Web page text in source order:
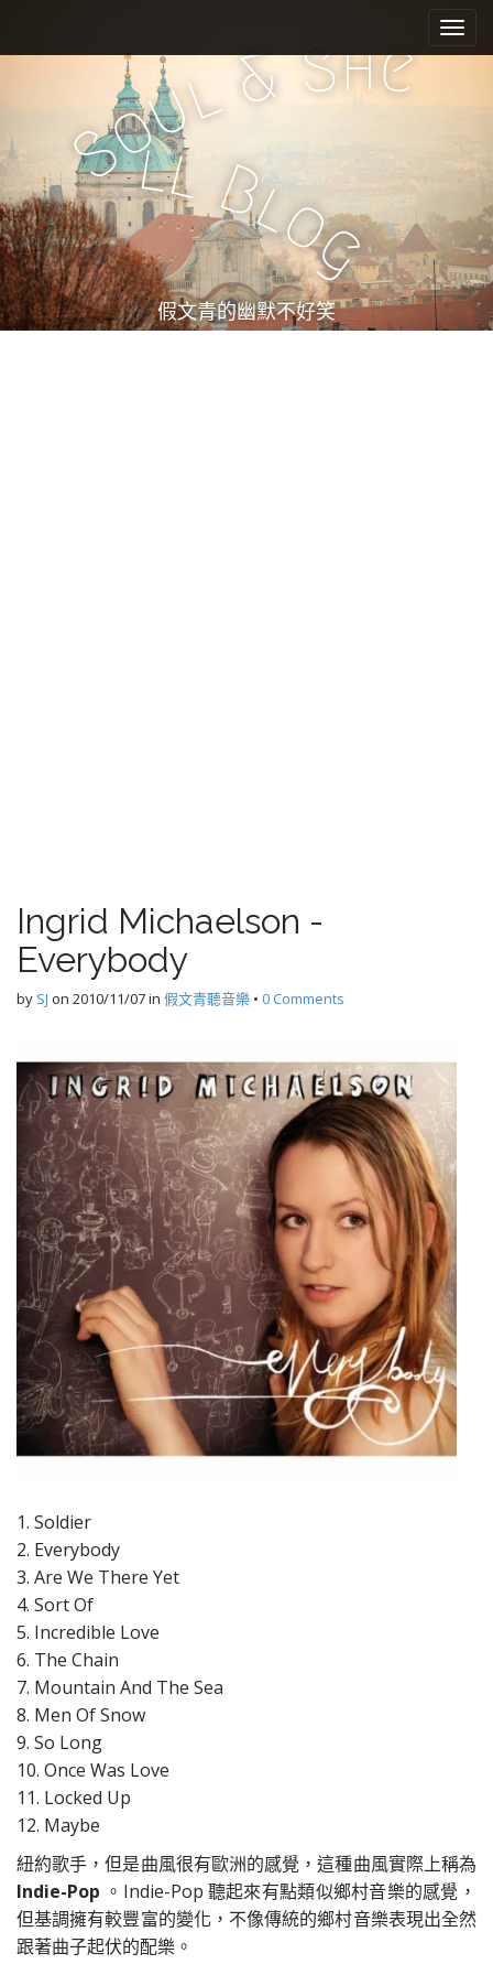
e
n
u
i
c
n
t
e
n
t
Soul&She
ll Bl
og
假文青的幽默不好笑
Ingrid Michaelson -
Everybody
by SJ on 2010/11/07in 假文青聽音樂 • 0 Comments
1. Soldier
2. Everybody
3. Are We There Yet
4. Sort Of
5. Incredible Love
6. The Chain
7. Mountain And The Sea
8. Men Of Snow
9. So Long
10. Once Was Love
11. Locked Up
12. Maybe
紐約歌手，但是曲風很有歐洲的感覺，這種曲風實際上稱為
Indie-Pop 。Indie-Pop 聽起來有點類似鄉村音樂的感覺，
但基調擁有較豐富的變化，不像傳統的鄉村音樂表現出全然
跟著曲子起伏的配樂。